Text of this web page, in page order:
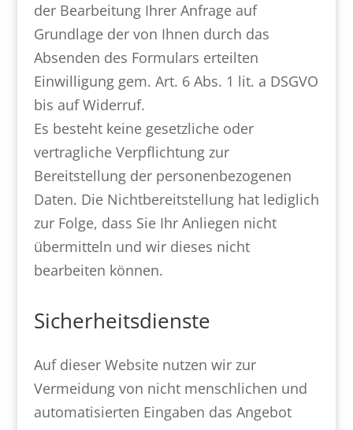
der Bearbeitung Ihrer Anfrage auf
Grundlage der von Ihnen durch das
Absenden des Formulars erteilten
Einwilligung gem. Art. 6 Abs. 1 lit. a DSGVO
bis auf Widerruf.
Es besteht keine gesetzliche oder
vertragliche Verpflichtung zur
Bereitstellung der personenbezogenen
Daten. Die Nichtbereitstellung hat lediglich
zur Folge, dass Sie Ihr Anliegen nicht
übermitteln und wir dieses nicht
bearbeiten können.
Sicherheitsdienste
Auf dieser Website nutzen wir zur
Vermeidung von nicht menschlichen und
automatisierten Eingaben das Angebot